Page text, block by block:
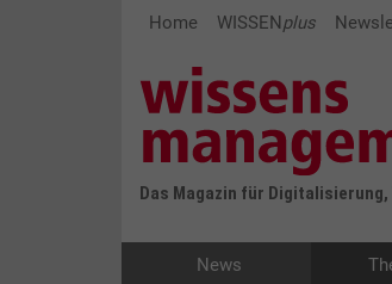
Home WISSENplus
Das Magazin für
News